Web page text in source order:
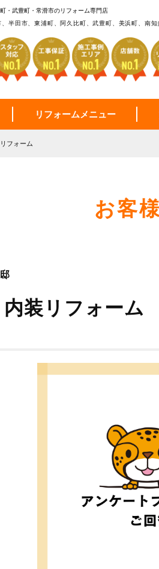
・武豊町・常滑市のリフォーム専門店
半田市、東浦町、阿久比町、武豊町、美浜町、南
リフォームメニュー
フォーム
お客
装リフォーム